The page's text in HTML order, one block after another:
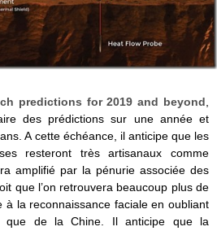
predictions for 2019 and beyond
des prédictions sur une année et
A cette échéance, il anticipe que les
resteront très artisanaux comme
amplifié par la pénurie associée des
que l’on retrouvera beaucoup plus de
à la reconnaissance faciale en oubliant
que de la Chine. Il anticipe que la